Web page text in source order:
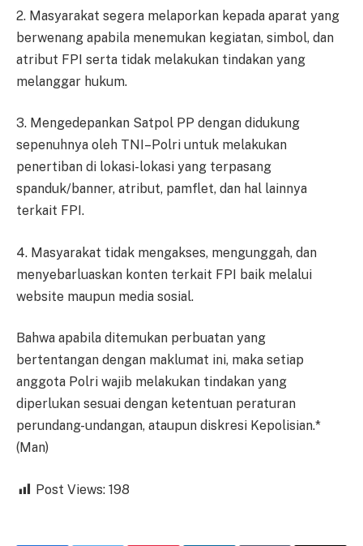
2. Masyarakat segera melaporkan kepada aparat yang
berwenang apabila menemukan kegiatan, simbol, dan
atribut FPI serta tidak melakukan tindakan yang
melanggar hukum.
3. Mengedepankan Satpol PP dengan didukung
sepenuhnya oleh TNI–Polri untuk melakukan
penertiban di lokasi-lokasi yang terpasang
spanduk/banner, atribut, pamflet, dan hal lainnya
terkait FPI.
4. Masyarakat tidak mengakses, mengunggah, dan
menyebarluaskan konten terkait FPI baik melalui
website maupun media sosial.
Bahwa apabila ditemukan perbuatan yang
bertentangan dengan maklumat ini, maka setiap
anggota Polri wajib melakukan tindakan yang
diperlukan sesuai dengan ketentuan peraturan
perundang-undangan, ataupun diskresi Kepolisian.*
(Man)
Post Views: 198